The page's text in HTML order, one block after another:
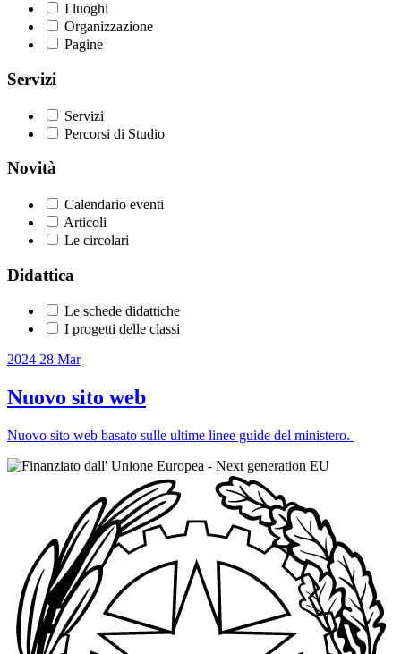
I luoghi
Organizzazione
Pagine
Servizi
Servizi
Percorsi di Studio
Novità
Calendario eventi
Articoli
Le circolari
Didattica
Le schede didattiche
I progetti delle classi
2024 28 Mar
Nuovo sito web
Nuovo sito web basato sulle ultime linee guide del ministero.